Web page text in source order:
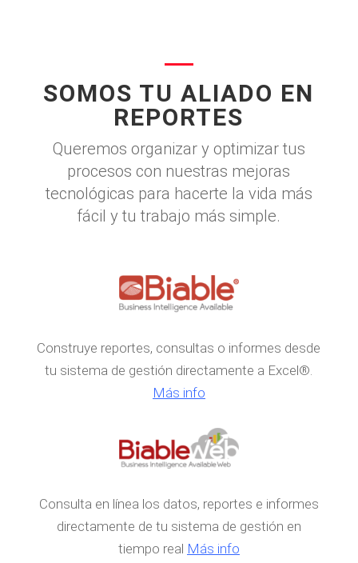
SOMOS TU ALIADO EN
REPORTES
Queremos organizar y optimizar tus
procesos con nuestras mejoras
tecnológicas para hacerte la vida más
fácil y tu trabajo más simple.
Construye reportes, consultas o informes desde
tu sistema de gestión directamente a Excel®.
Más info
Consulta en línea los datos, reportes e informes
directamente de tu sistema de gestión en
tiempo real Más info